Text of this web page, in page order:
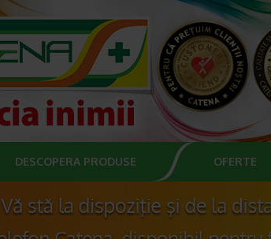
DESCOPERA PRODUSE OFERTE